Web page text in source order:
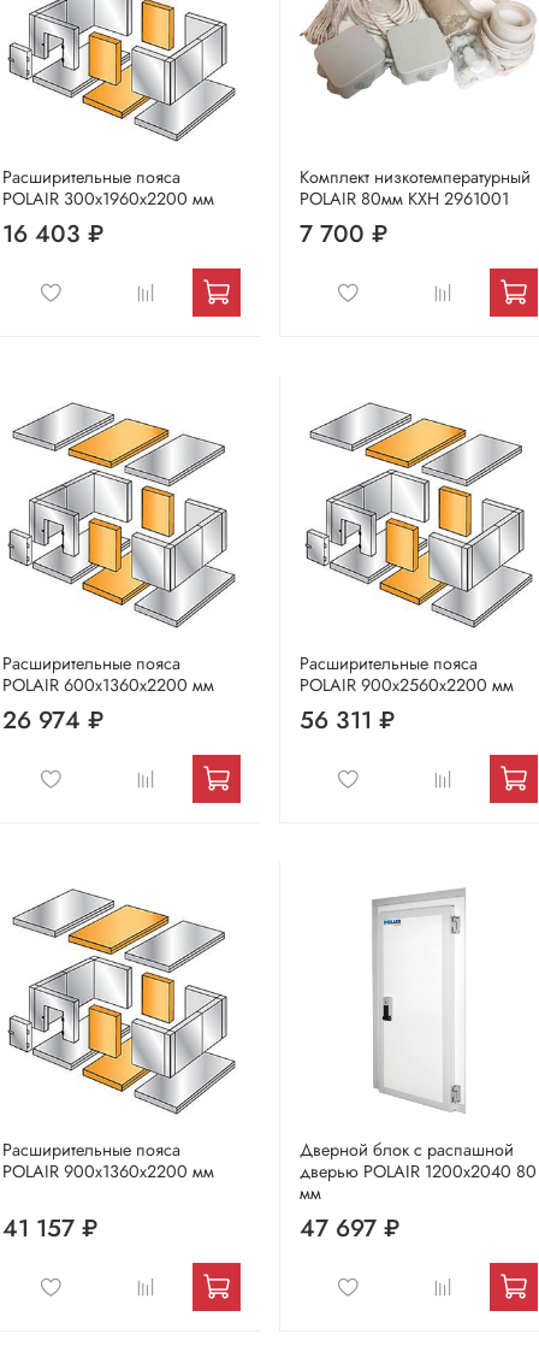
Расширительные пояса
POLAIR 300х1960х2200 мм
16 403 ₽
Комплект низкотемпературный
POLAIR 80мм КХН 2961001
7 700 ₽
Расширительные пояса
POLAIR 600х1360х2200 мм
26 974 ₽
Расширительные пояса
POLAIR 900х2560х2200 мм
56 311 ₽
Расширительные пояса
POLAIR 900х1360х2200 мм
41 157 ₽
Дверной блок с распашной
дверью POLAIR 1200х2040 80
мм
47 697 ₽